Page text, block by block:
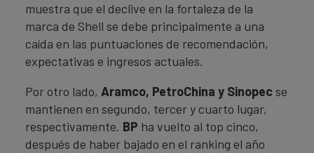
muestra que el declive en la fortaleza de la
marca de Shell se debe principalmente a una
caída en las puntuaciones de recomendación,
expectativas e ingresos actuales.
Por otro lado, Aramco, PetroChina y Sinopec se
mantienen en segundo, tercer y cuarto lugar,
respectivamente. BP ha vuelto al top cinco,
después de haber bajado en el ranking el año